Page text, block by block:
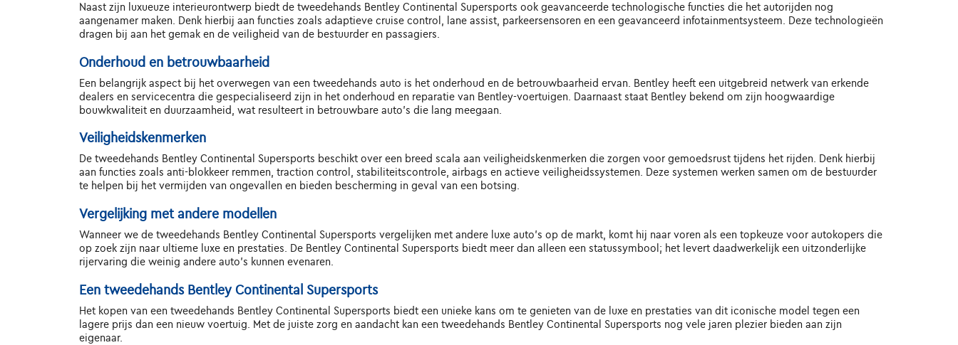
Naast zijn luxueuze interieurontwerp biedt de tweedehands Bentley Continental Supersports ook geavanceerde technologische functies die het autorijden nog
aangenamer maken. Denk hierbij aan functies zoals adaptieve cruise control, lane assist, parkeersensoren en een geavanceerd infotainmentsysteem. Deze technologieën
dragen bij aan het gemak en de veiligheid van de bestuurder en passagiers.
Onderhoud en betrouwbaarheid
Een belangrijk aspect bij het overwegen van een tweedehands auto is het onderhoud en de betrouwbaarheid ervan. Bentley heeft een uitgebreid netwerk van erkende
dealers en servicecentra die gespecialiseerd zijn in het onderhoud en reparatie van Bentley-voertuigen. Daarnaast staat Bentley bekend om zijn hoogwaardige
bouwkwaliteit en duurzaamheid, wat resulteert in betrouwbare auto's die lang meegaan.
Veiligheidskenmerken
De tweedehands Bentley Continental Supersports beschikt over een breed scala aan veiligheidskenmerken die zorgen voor gemoedsrust tijdens het rijden. Denk hierbij
aan functies zoals anti-blokkeer remmen, traction control, stabiliteitscontrole, airbags en actieve veiligheidssystemen. Deze systemen werken samen om de bestuurder
te helpen bij het vermijden van ongevallen en bieden bescherming in geval van een botsing.
Vergelijking met andere modellen
Wanneer we de tweedehands Bentley Continental Supersports vergelijken met andere luxe auto's op de markt, komt hij naar voren als een topkeuze voor autokopers die
op zoek zijn naar ultieme luxe en prestaties. De Bentley Continental Supersports biedt meer dan alleen een statussymbool; het levert daadwerkelijk een uitzonderlijke
rijervaring die weinig andere auto's kunnen evenaren.
Een tweedehands Bentley Continental Supersports
Het kopen van een tweedehands Bentley Continental Supersports biedt een unieke kans om te genieten van de luxe en prestaties van dit iconische model tegen een
lagere prijs dan een nieuw voertuig. Met de juiste zorg en aandacht kan een tweedehands Bentley Continental Supersports nog vele jaren plezier bieden aan zijn
eigenaar.